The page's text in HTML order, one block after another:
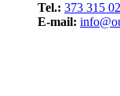
Tel.: 373 315
E-mail: